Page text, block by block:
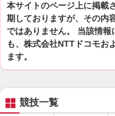
本サイトのページ上に掲載
期しておりますが、その内
ではありません。 当該情
も、株式会社NTTドコモお
ます。
競技一覧